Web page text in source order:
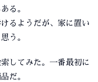
る。
るようだが、家に置い
う。
してみた。一番最初に
だ。